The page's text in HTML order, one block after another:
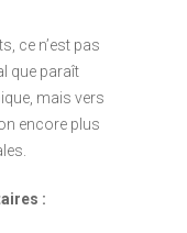
ce n’est pas
que paraît
mais vers
encore plus
: